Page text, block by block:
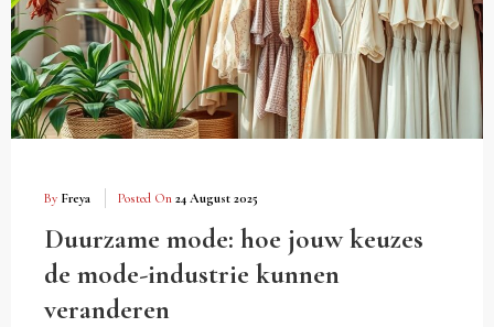
By Freya Posted On 24 August 2025
Duurzame mode: hoe jouw keuzes
de mode-industrie kunnen
veranderen